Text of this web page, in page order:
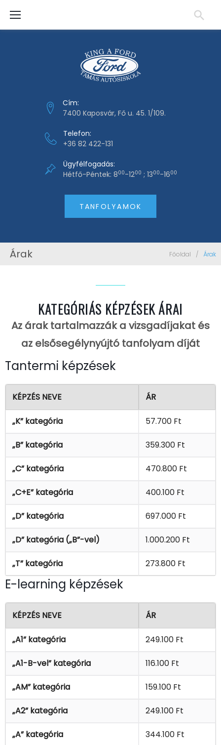
i
Cím:
7400 Kaposvár, Fő u. 45. 1/109.
Telefon:
+36 82 422-131
Ügyfélfogadás:
Hétfő-Péntek: 800-1200 ; 1300-1600
TANFOLYAMOK
Árak Főoldal / Árak
KATEGÓRIÁS KÉPZÉSEK ÁRAI
Az árak tartalmazzák a vizsgadíjakat és
az elsősegélynyújtó tanfolyam díját
Tantermi képzések
KÉPZÉS NEVE ÁR
„K” kategória 57.700 Ft
„B” kategória 359.300 Ft
„C” kategória 470.800 Ft
„C+E” kategória 400.100 Ft
„D” kategória 697.000 Ft
„D” kategória („B”-vel) 1.000.200 Ft
„T” kategória 273.800 Ft
E-learning képzések
KÉPZÉS NEVE ÁR
„A1” kategória 249.100 Ft
„A1-B-vel” kategória 116.100 Ft
„AM” kategória 159.100 Ft
„A2” kategória 249.100 Ft
„A” kategória 344.100 Ft